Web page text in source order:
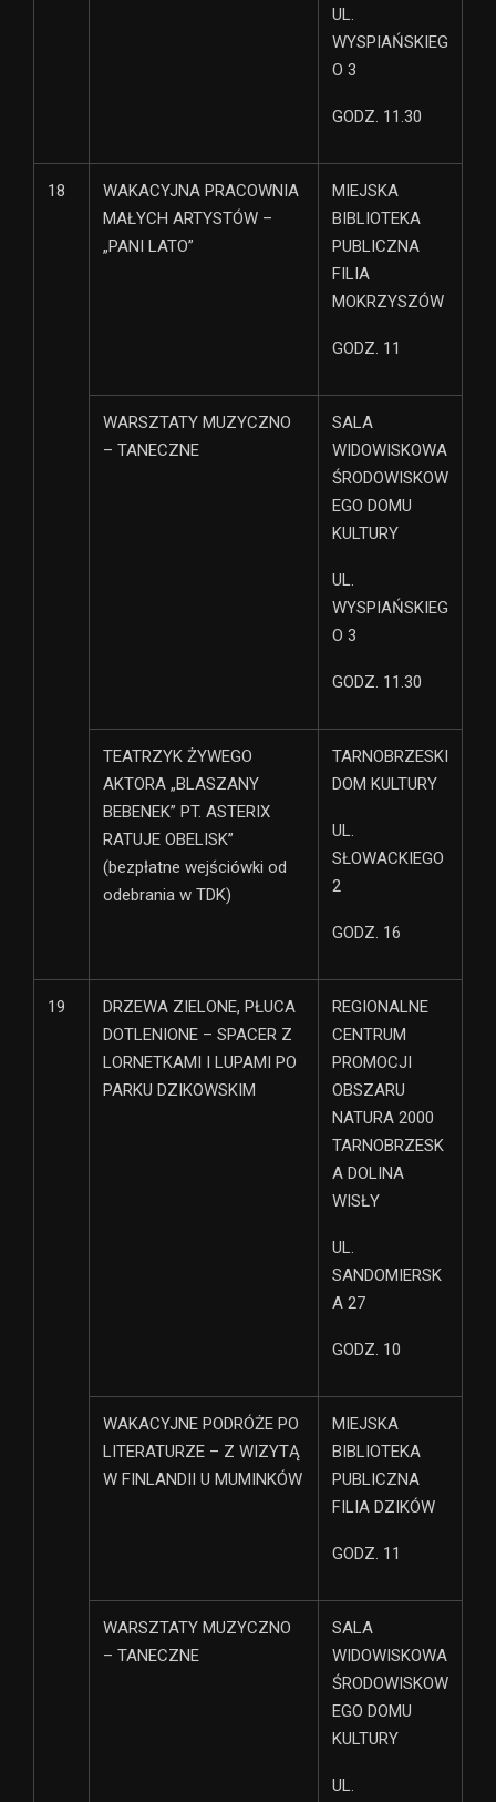
UL.
WYSPIAŃSKIEG
O 3
GODZ. 11.30
18
WAKACYJNA PRACOWNIA
MAŁYCH ARTYSTÓW –
„PANI LATO”
MIEJSKA
BIBLIOTEKA
PUBLICZNA
FILIA
MOKRZYSZÓW
GODZ. 11
WARSZTATY MUZYCZNO
– TANECZNE
SALA
WIDOWISKOWA
ŚRODOWISKOW
EGO DOMU
KULTURY
UL.
WYSPIAŃSKIEG
O 3
GODZ. 11.30
TEATRZYK ŻYWEGO
AKTORA „BLASZANY
BEBENEK” PT. ASTERIX
RATUJE OBELISK”
(bezpłatne wejściówki od
odebrania w TDK)
TARNOBRZESKI
DOM KULTURY
UL.
SŁOWACKIEGO
2
GODZ. 16
19
DRZEWA ZIELONE, PŁUCA
DOTLENIONE – SPACER Z
LORNETKAMI I LUPAMI PO
PARKU DZIKOWSKIM
REGIONALNE
CENTRUM
PROMOCJI
OBSZARU
NATURA 2000
TARNOBRZESK
A DOLINA
WISŁY
UL.
SANDOMIERSK
A 27
GODZ. 10
WAKACYJNE PODRÓŻE PO
LITERATURZE – Z WIZYTĄ
W FINLANDII U MUMINKÓW
MIEJSKA
BIBLIOTEKA
PUBLICZNA
FILIA DZIKÓW
GODZ. 11
WARSZTATY MUZYCZNO
– TANECZNE
SALA
WIDOWISKOWA
ŚRODOWISKOW
EGO DOMU
KULTURY
UL.